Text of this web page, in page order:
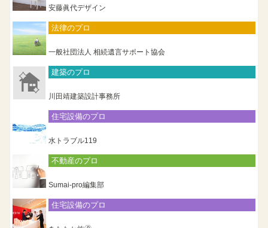
安藤眞代デザイン
法律のプロ
一般社団法人 相続遺言サポート協会
建築のプロ
川田靖建築設計事務所
住宅設備のプロ
水トラブル119
不動産のプロ
Sumai-pro編集部
住宅設備のプロ